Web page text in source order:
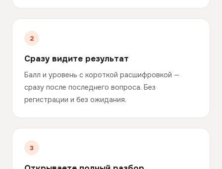
Сразу видите результат
Балл и уровень с короткой расшифровкой —
сразу после последнего вопроса. Без
регистрации и без ожидания.